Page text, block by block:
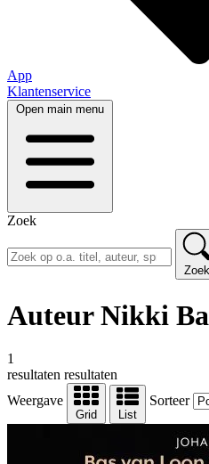
App
Klantenservice
Open main menu
Zoek
Zoek
Auteur Nikki
1
resultaten resultaten
Weergave
Grid List
Sorteer